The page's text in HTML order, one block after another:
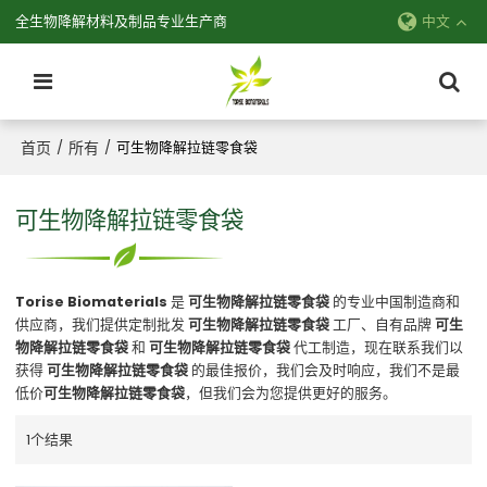
全生物降解材料及制品专业生产商 中文
首页 / 所有 / 可生物降解拉链零食袋
可生物降解拉链零食袋
Torise Biomaterials 是可生物降解拉链零食袋 的专业中国制造商和
供应商，我们提供定制批发可生物降解拉链零食袋工厂、自有品牌可生
物降解拉链零食袋和可生物降解拉链零食袋代工制造，现在联系我们以
获得可生物降解拉链零食袋 的最佳报价，我们会及时响应，我们不是最
低价可生物降解拉链零食袋，但我们会为您提供更好的服务。
1个结果